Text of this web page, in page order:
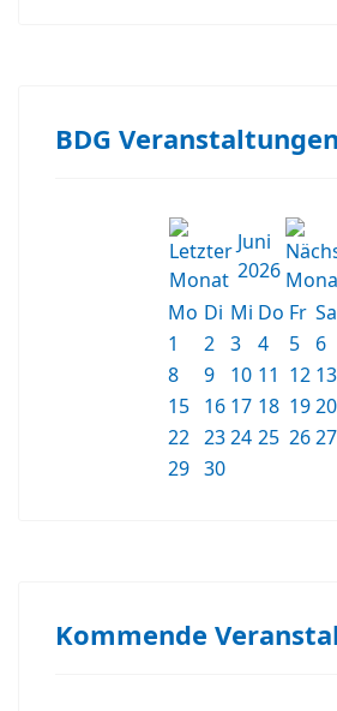
BDG Veranstaltungen
Juni
2026
Mo Di Mi Do Fr Sa
1
2 3 4 5 6
8
9 10 11 12 13
15 16 17 18 1920
22 2324 25 2627
29 30
Kommende